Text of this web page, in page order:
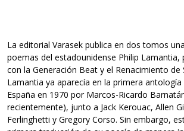
La editorial Varasek publica en dos tomos
poemas del estadounidense Philip Lamantia,
con la Generación Beat y el Renacimiento de
Lamantia ya aparecía en la primera
España en 1970 por Marcos-Ricardo
recientemente), junto a Jack Kerouac, Allen
Ferlinghetti y Gregory Corso. Sin embargo,